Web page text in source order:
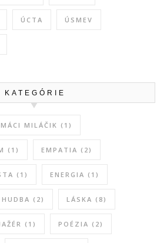
ÚCTA ÚSMEV
KATEGÓRIE
MILÁČIK (1)
(1) EMPATIA (2)
(1) ENERGIA (1)
HUDBA (2) LÁSKA (8)
(1) POÉZIA (2)